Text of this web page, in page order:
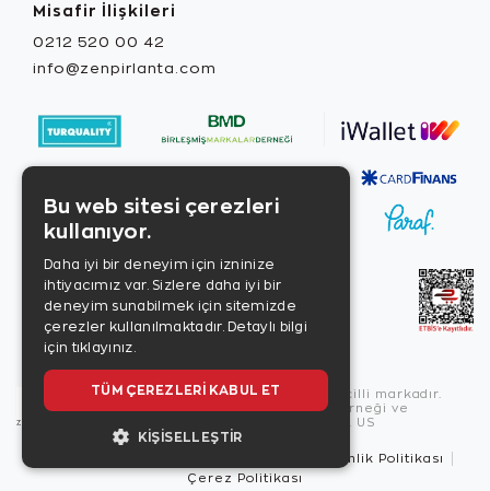
Misafir İlişkileri
0212 520 00 42
info@zenpirlanta.com
Copyright © 2026, Zen Diamond tescilli markadır.
Zen Diamond Birleşmiş Markalar Derneği ve
Turquality Destek Programı üyesidir. US
Güvenlik Politikası
Çerez Politikası
Bu web sitesi çerezleri
kullanıyor.
Daha iyi bir deneyim için izninize
ihtiyacımız var. Sizlere daha iyi bir
deneyim sunabilmek için sitemizde
çerezler kullanılmaktadır. Detaylı bilgi
için tıklayınız.
TÜM ÇEREZLERI KABUL ET
KIŞISELLEŞTIR